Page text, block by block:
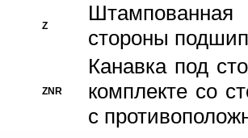
Z
стороны
ZNR
Канавка под
комплекте со
с